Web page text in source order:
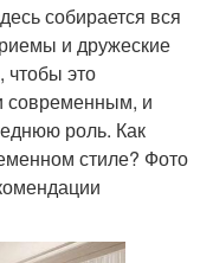
собирается вся
и дружеские
чтобы это
современным, и
роль. Как
стиле? Фото